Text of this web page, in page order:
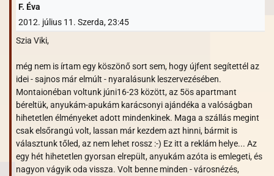
F. Éva
2012. július 11. Szerda, 23:45
Szia Viki,
még nem is írtam egy köszönő sort sem, hogy újfent segítettél az
idei - sajnos már elmúlt - nyaralásunk leszervezésében.
Montaionéban voltunk júni16-23 között, az 5ös apartmant
béreltük, anyukám-apukám karácsonyi ajándéka a valóságban
hihetetlen élményeket adott mindenkinek. Maga a szállás megint
csak elsőrangú volt, lassan már kezdem azt hinni, bármit is
választunk tőled, az nem lehet rossz :-) Ez itt a reklám helye... Az
egy hét hihetetlen gyorsan elrepült, anyukám azóta is emlegeti, és
nagyon vágyik oda vissza. Volt benne minden - városnézés,